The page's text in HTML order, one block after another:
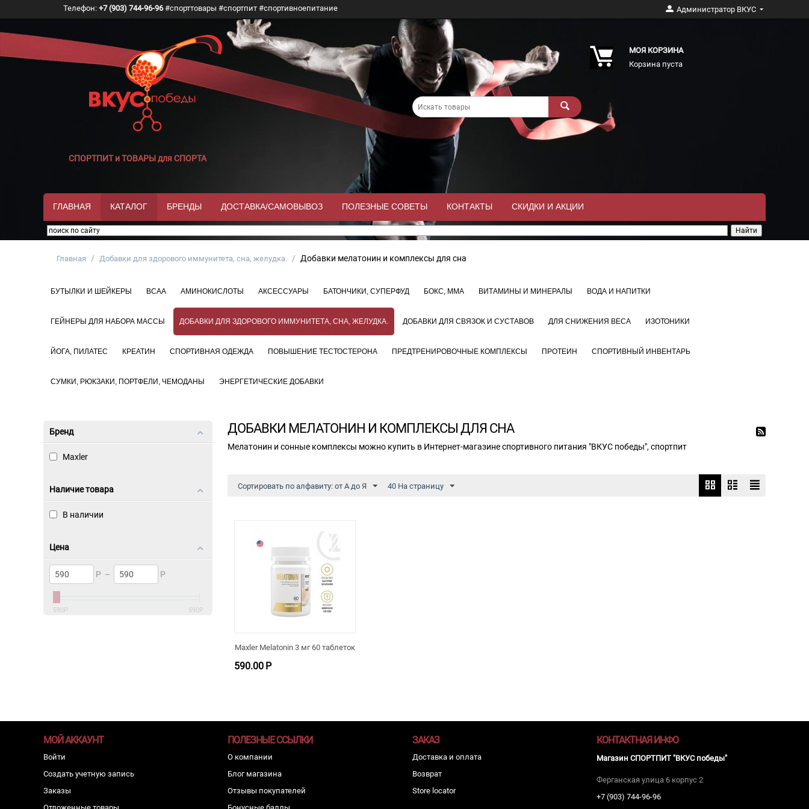
Телефон: +7 (903) 744-96-96#спорттовары #спортпит #спортивноепитание Администратор ВКУС
СПОРТПИТ и ТОВАРЫ для СПОРТА
МОЯ КОРЗИНА
Корзина пуста
ГЛАВНАЯ КАТАЛОГ БРЕНДЫ ДОСТАВКА/САМОВЫВОЗ ПОЛЕЗНЫЕ СОВЕТЫ КОНТАКТЫ СКИДКИ И АКЦИИ
Главная / Добавки для здорового иммунитета, сна, желудка. / Добавки мелатонин и комплексы для сна
БУТЫЛКИ И ШЕЙКЕРЫ BCAA АМИНОКИСЛОТЫ АКСЕССУАРЫ БАТОНЧИКИ, СУПЕРФУД БОКС, ММА ВИТАМИНЫ И МИНЕРАЛЫ ВОДА И НАПИТКИ
ГЕЙНЕРЫ ДЛЯ НАБОРА МАССЫ ДОБАВКИ ДЛЯ ЗДОРОВОГО ИММУНИТЕТА, СНА, ЖЕЛУДКА. ДОБАВКИ ДЛЯ СВЯЗОК И СУСТАВОВ ДЛЯ СНИЖЕНИЯ ВЕСА ИЗОТОНИКИ
ЙОГА, ПИЛАТЕС КРЕАТИН СПОРТИВНАЯ ОДЕЖДА ПОВЫШЕНИЕ ТЕСТОСТЕРОНА ПРЕДТРЕНИРОВОЧНЫЕ КОМПЛЕКСЫ ПРОТЕИН СПОРТИВНЫЙ ИНВЕНТАРЬ
СУМКИ, РЮКЗАКИ, ПОРТФЕЛИ, ЧЕМОДАНЫ ЭНЕРГЕТИЧЕСКИЕ ДОБАВКИ
Бренд
Maxler
Наличие товара
В наличии
Цена
Р – Р
590Р 590Р
ДОБАВКИ МЕЛАТОНИН И КОМПЛЕКСЫ ДЛЯ СНА
Мелатонин и сонные комплексы можно купить в Интернет-магазине спортивного питания "ВКУС победы", спортпит
Сортировать по алфавиту: от А до Я 40 На страницу
Maxler Melatonin 3 мг 60 таблеток
590.00 Р
МОЙ АККАУНТ
Войти
Создать учетную запись
Заказы
ПОЛЕЗНЫЕ ССЫЛКИ
О компании
Блог магазина
Отзывы покупателей
ЗАКАЗ
Доставка и оплата
Возврат
Store locator
КОНТАКТНАЯ ИНФО
Магазин СПОРТПИТ "ВКУС победы"
Ферганская улица 6 корпус 2
+7 (903) 744-96-96